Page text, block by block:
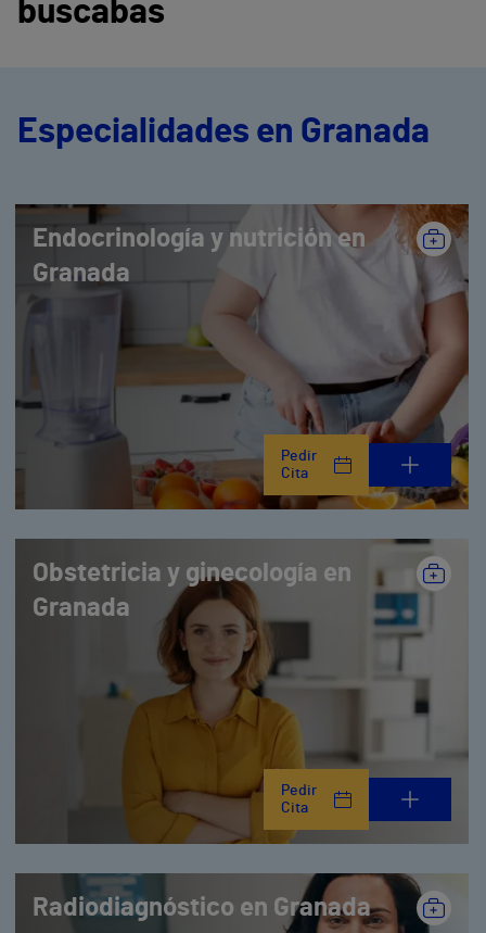
buscabas
Especialidades en Granada
Endocrinología y nutrición en
Granada
Pedir
Cita
Obstetricia y ginecología en
Granada
Pedir
Cita
Radiodiagnóstico en Granada